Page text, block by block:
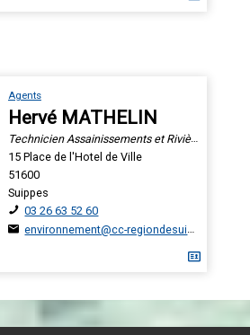
Agents
Hervé MATHELIN
Technicien Assainissements et Rivières
15 Place de l'Hotel de Ville
51600
Suippes
03 26 63 52 60
environnement@cc-regiondesuippes.com